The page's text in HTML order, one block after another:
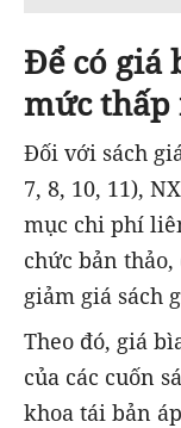
Để có giá
mức thấp
Đối với sách
7, 8, 10, 11),
mục chi phí
chức bản
giảm giá sách
Theo đó, giá
của các cuốn
khoa tái bản